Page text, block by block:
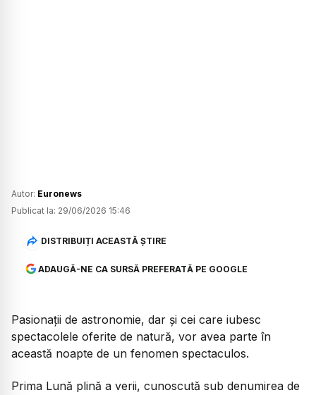
Autor: Euronews
Publicat la: 29/06/2026 15:46
DISTRIBUIȚI ACEASTĂ ȘTIRE
ADAUGĂ-NE CA SURSĂ PREFERATĂ PE GOOGLE
Pasionații de astronomie, dar și cei care iubesc
spectacolele oferite de natură, vor avea parte în
această noapte de un fenomen spectaculos.
Prima Lună plină a verii, cunoscută sub denumirea de